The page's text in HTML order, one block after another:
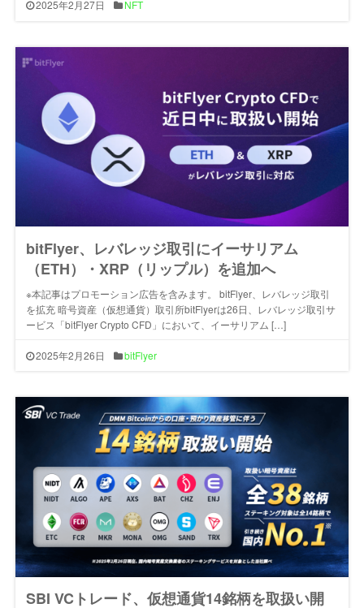
2025年2月27日 NFT
bitFlyer、レバレッジ取引にイーサリアム
（ETH）・XRP（リップル）を追加へ
※本記事はプロモーション広告を含みます。 bitFlyer、レバレッジ取引
を拡充 暗号資産（仮想通貨）取引所bitFlyerは26日、レバレッジ取引サ
ービス「bitFlyer Crypto CFD」において、イーサリアム […]
2025年2月26日 bitFlyer
SBI VCトレード、仮想通貨14銘柄を取扱い開